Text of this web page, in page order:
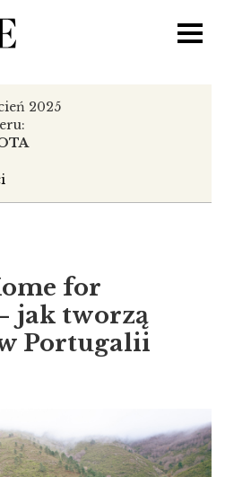
for
jak tworzą
Portugalii
2025